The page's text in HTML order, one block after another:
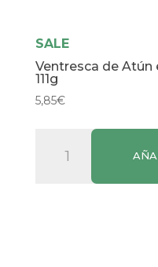
SALE
Ventresca de Atún
111g
5,85€
Ventresca